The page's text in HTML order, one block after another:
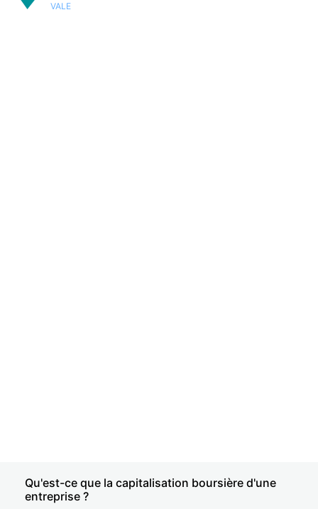
VALE
Qu'est-ce que la capitalisation boursière d'une
entreprise ?